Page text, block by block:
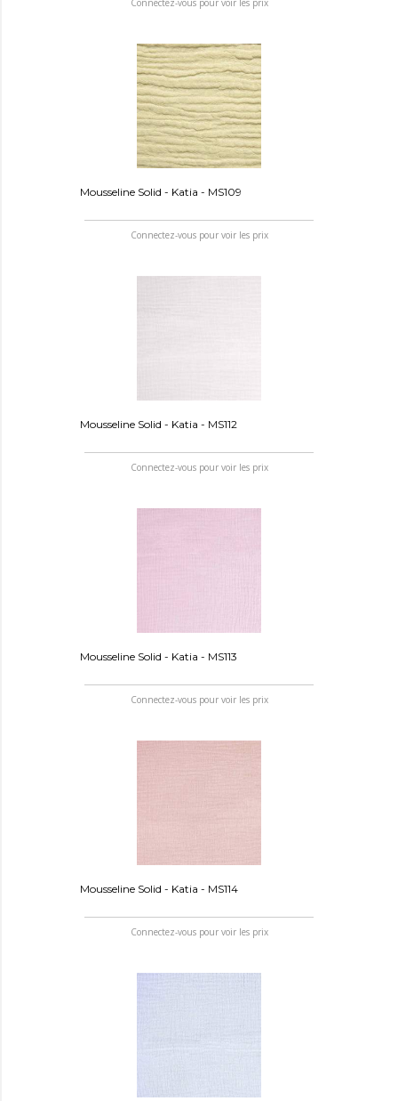
Connectez-vous pour voir les prix
Mousseline Solid - Katia - MS109
Connectez-vous pour voir les prix
Mousseline Solid - Katia - MS112
Connectez-vous pour voir les prix
Mousseline Solid - Katia - MS113
Connectez-vous pour voir les prix
Mousseline Solid - Katia - MS114
Connectez-vous pour voir les prix